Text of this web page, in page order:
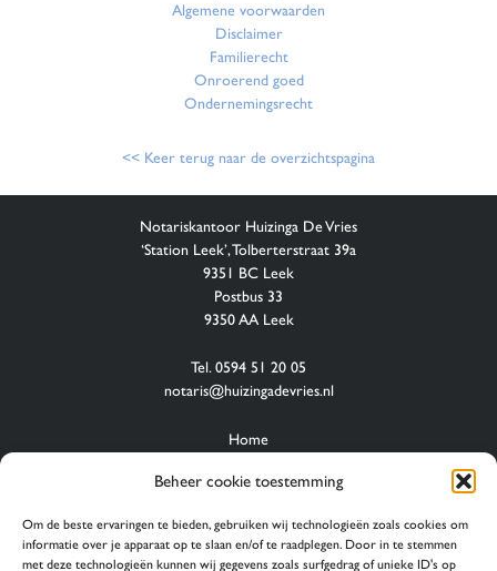
Beheer cookie toestemming
Om de beste ervaringen te bieden, gebruiken wij technologieën zoals cookies om
informatie over je apparaat op te slaan en/of te raadplegen. Door in te stemmen
met deze technologieën kunnen wij gegevens zoals surfgedrag of unieke ID's op
Algemene voorwaarden
Disclaimer
Familierecht
Onroerend goed
Ondernemingsrecht
<< Keer terug naar de overzichtspagina
Notariskantoor Huizinga De Vries
‘Station Leek’, Tolberterstraat 39a
9351 BC Leek
Postbus 33
9350 AA Leek
Tel. 0594 51 20 05
notaris@huizingadevries.nl
Home
Diensten
Links